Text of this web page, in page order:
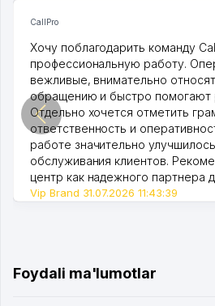
CallPro
Хочу поблагодарить команду
профессиональную работу.
вежливые, внимательно
обращению и быстро помогают
Отдельно хочется отметить
ответственность и
работе значительно
обслуживания клиентов.
центр как надежного партнера
Vip Brand 31.07.2026 11:43:39
Foydali ma'lumotlar